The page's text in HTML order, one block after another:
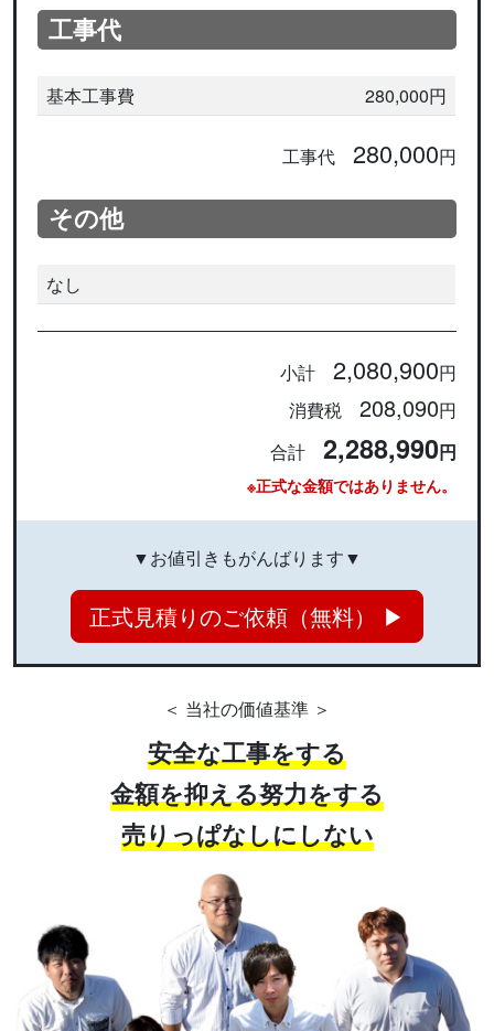
工事代
基本工事費 280,000円
工事代 280,000円
その他
なし
小計 2,080,900円
消費税 208,090円
合計 2,288,990円
※正式な金額ではありません。
▼お値引きもがんばります▼
正式見積りのご依頼（無料） ▶
＜ 当社の価値基準 ＞
安全な工事をする
金額を抑える努力をする
売りっぱなしにしない